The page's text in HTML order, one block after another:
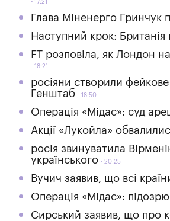
17:21
Глава Міненерго Гринчук
Наступний крок: Британія
FT розповіла, як Лондон
18:21
росіяни створили
Генштаб
18:50
Операція «Мідас»: суд
Акції «Лукойла»
росія звинуватила
українського
20:25
Вучич заявив, що всі
Операція «Мідас»:
Сирський заявив, що про